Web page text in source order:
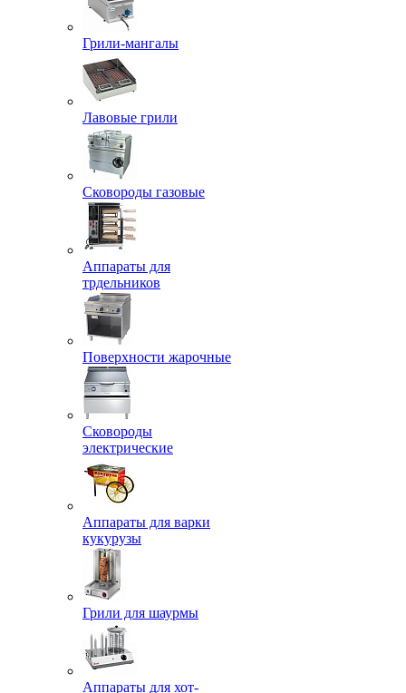
Грили-мангалы
Лавовые грили
Сковороды газовые
Аппараты для
трдельников
Поверхности жарочные
Сковороды
электрические
Аппараты для варки
кукурузы
Грили для шаурмы
Аппараты для хот-